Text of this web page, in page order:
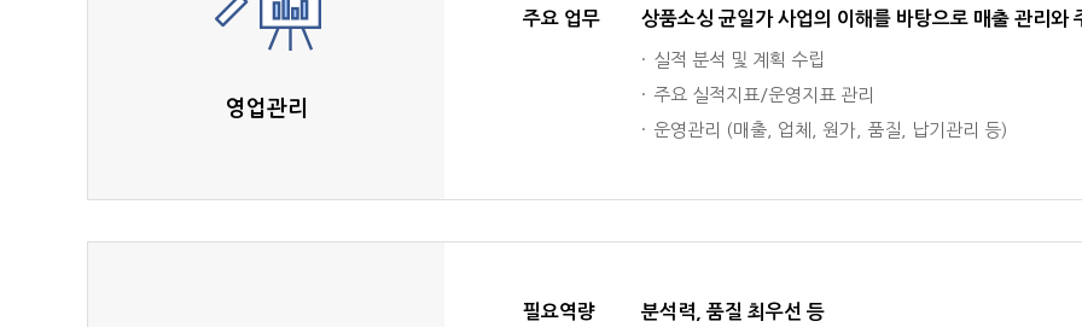
영업관리
주요 업무 상품소싱 균일가 사업의 이해를 바탕으로 매출 관리와
실적 분석 및 계획 수립
주요 실적지표/운영지표 관리
운영관리 (매출, 업체, 원가, 품질, 납기관리 등)
필요역량 분석력, 품질 최우선 등